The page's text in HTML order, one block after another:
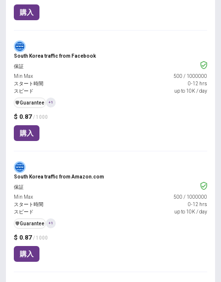
購入
South Korea traffic from Facebook
$ 0.87 / 1000
購入
保証
Min Max
500 / 1000000
スタート時間
0-12 hrs
スピード
up to 10K / day
️🛡️Guarantee +1
South Korea traffic from Amazon.com
$ 0.87 / 1000
購入
保証
Min Max
500 / 1000000
スタート時間
0-12 hrs
スピード
up to 10K / day
️🛡️Guarantee +1